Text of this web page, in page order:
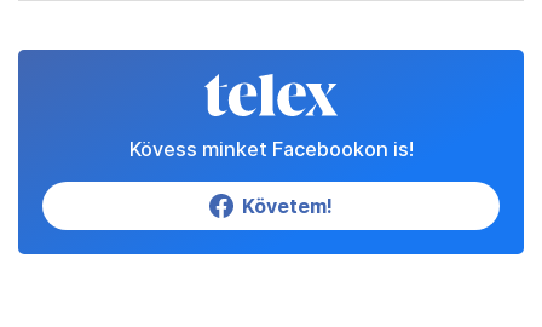
Kövess minket Facebookon is!
Követem!